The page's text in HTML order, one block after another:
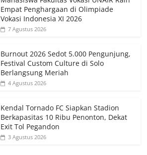
Empat Penghargaan di Olimpiade
Vokasi Indonesia XI 2026
7 Agustus 2026
Burnout 2026 Sedot 5.000 Pengunjung,
Festival Custom Culture di Solo
Berlangsung Meriah
4 Agustus 2026
Kendal Tornado FC Siapkan Stadion
Berkapasitas 10 Ribu Penonton, Dekat
Exit Tol Pegandon
3 Agustus 2026